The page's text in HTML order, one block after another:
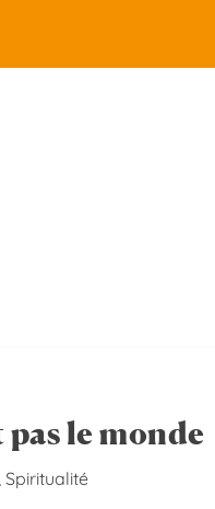
le monde
,Spiritualité